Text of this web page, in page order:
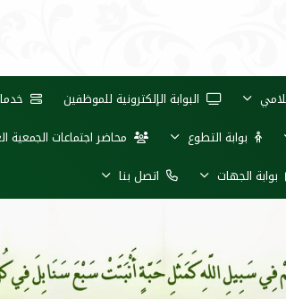
البوابة الإلكترونية للموظفين
بوابة التطوع محاضر اجتماعات الجمعية
بوابة الجهات
اتصل بنا